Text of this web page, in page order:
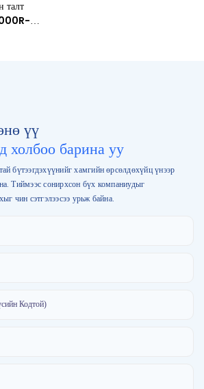
талт
4 |
үү
холбоо барина уу
бүтээгдэхүүнийг хамгийн өрсөлдөхүйц үнээр
Тиймээс сонирхсон бүх компаниудыг
чин сэтгэлээсээ урьж байна.
Кодтой)